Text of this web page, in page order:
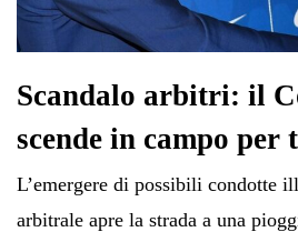
Scandalo arbitri: il
scende in campo
L’emergere di possibili condotte
arbitrale apre la strada a una